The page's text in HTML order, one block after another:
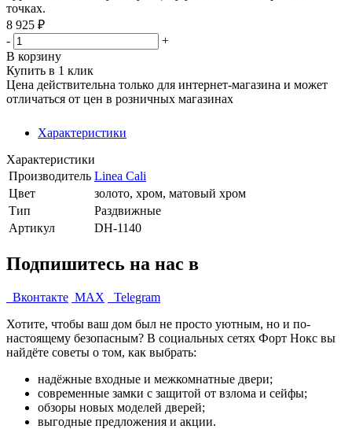
точках.
8 925 ₽
-
+
В корзину
Купить в 1 клик
Цена действительна только для интернет-магазина и может
отличаться от цен в розничных магазинах
Характеристики
Характеристики
Производитель Linea Cali
Цвет
золото, хром, матовый хром
Тип
Раздвижные
Артикул
DH-1140
Подпишитесь на нас в
Вконтакте MAX
Telegram
Хотите, чтобы ваш дом был не просто уютным, но и по-
настоящему безопасным? В социальных сетях Форт Нокс вы
найдёте советы о том, как выбрать:
надёжные входные и межкомнатные двери;
современные замки с защитой от взлома и сейфы;
обзоры новых моделей дверей;
выгодные предложения и акции.